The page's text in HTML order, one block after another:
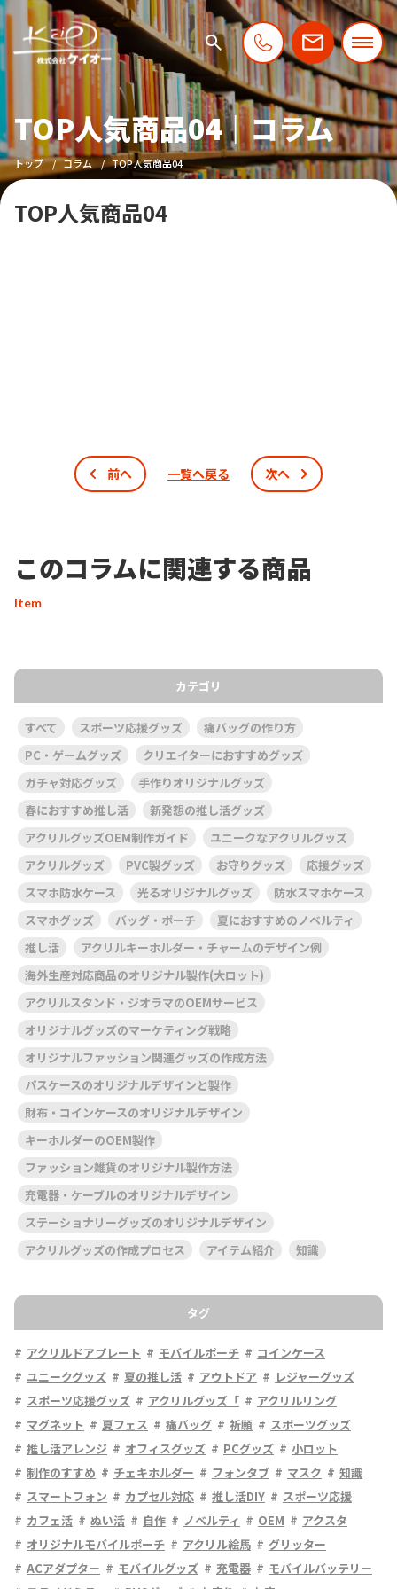
TOP人気商品04｜コラム
トップ コラム TOP人気商品04
TOP人気商品04
前へ 一覧へ戻る 次へ
このコラムに関連する商品
Item
カテゴリ
すべて スポーツ応援グッズ
痛バッグの作り方
PC・ゲームグッズ
クリエイターにおすすめグッズ
ガチャ対応グッズ
手作りオリジナルグッズ
春におすすめ推し活
新発想の推し活グッズ
アクリルグッズOEM制作ガイド
ユニークなアクリルグッズ
アクリルグッズ
PVC製グッズ お守りグッズ
応援グッズ
スマホ防水ケース
光るオリジナルグッズ
防水スマホケース
スマホグッズ
バッグ・ポーチ
夏におすすめのノベルティ
推し活
アクリルキーホルダー・チャームのデザイン例
海外生産対応商品のオリジナル製作(大ロット)
アクリルスタンド・ジオラマのOEMサービス
オリジナルグッズのマーケティング戦略
オリジナルファッション関連グッズの作成方法
パスケースのオリジナルデザインと製作
財布・コインケースのオリジナルデザイン
キーホルダーのOEM製作
ファッション雑貨のオリジナル製作方法
充電器・ケーブルのオリジナルデザイン
ステーショナリーグッズのオリジナルデザイン
アクリルグッズの作成プロセス
アイテム紹介 知識
タグ
アクリルドアプレート モバイルポーチ
コインケース
ユニークグッズ
夏の推し活 アウトドア
レジャーグッズ
スポーツ応援グッズ
アクリルグッズ「
アクリルリング
マグネット
夏フェス 痛バッグ 祈願
スポーツグッズ
推し活アレンジ
オフィスグッズ PCグッズ
小ロット
制作のすすめ
チェキホルダー フォンタブ マスク
知識
スマートフォン
カプセル対応 推し活DIY
スポーツ応援
カフェ活
ぬい活 自作 ノベルティ OEM
アクスタ
オリジナルモバイルポーチ
アクリル絵馬
グリッター
ACアダプター
モバイルグッズ 充電器
モバイルバッテリー